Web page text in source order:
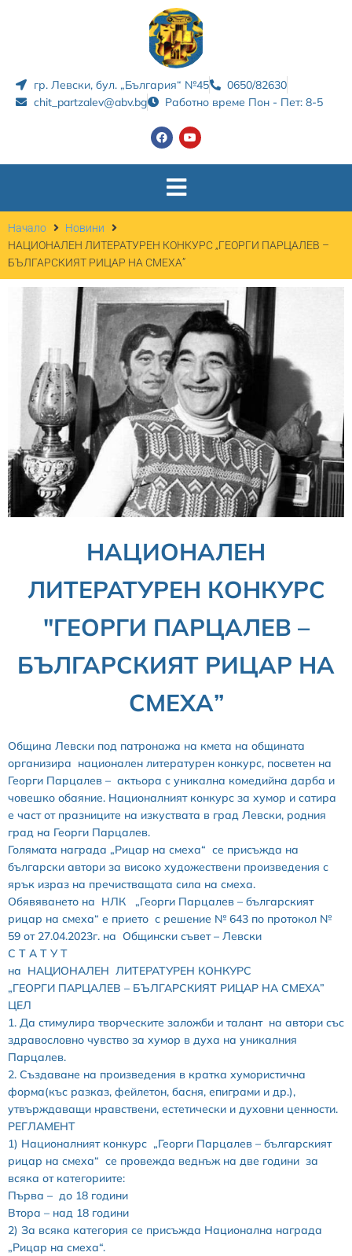
гр. Левски, бул. „България“ №45
0650/82630
chit_partzalev@abv.bg
Работно време Пон - Пет: 8-5
Начало
Новини
НАЦИОНАЛЕН ЛИТЕРАТУРЕН КОНКУРС „ГЕОРГИ ПАРЦАЛЕВ –
БЪЛГАРСКИЯТ РИЦАР НА СМЕХА”
НАЦИОНАЛЕН
ЛИТЕРАТУРЕН КОНКУРС
"ГЕОРГИ ПАРЦАЛЕВ –
БЪЛГАРСКИЯТ РИЦАР НА
СМЕХА”
Община Левски под патронажа на кмета на общината
организира национален литературен конкурс, посветен на
Георги Парцалев – актьора с уникална комедийна дарба и
човешко обаяние. Националният конкурс за хумор и сатира
е част от празниците на изкуствата в град Левски, родния
град на Георги Парцалев.
Голямата награда „Рицар на смеха“ се присъжда на
български автори за високо художествени произведения с
ярък израз на пречистващата сила на смеха.
Обявяването на НЛК „Георги Парцалев – българският
рицар на смеха“ е прието с решение № 643 по протокол №
59 от 27.04.2023г. на Общински съвет – Левски
С Т А Т У Т
на НАЦИОНАЛЕН ЛИТЕРАТУРЕН КОНКУРС
„ГЕОРГИ ПАРЦАЛЕВ – БЪЛГАРСКИЯТ РИЦАР НА СМЕХА”
ЦЕЛ
1. Да стимулира творческите заложби и талант на автори със
здравословно чувство за хумор в духа на уникалния
Парцалев.
2. Създаване на произведения в кратка хумористична
форма(къс разказ, фейлетон, басня, епиграми и др.),
утвърждаващи нравствени, естетически и духовни ценности.
РЕГЛАМЕНТ
1) Националният конкурс „Георги Парцалев – българският
рицар на смеха“ се провежда веднъж на две години за
всяка от категориите:
Първа – до 18 години
Втора – над 18 години
2) За всяка категория се присъжда Национална награда
„Рицар на смеха“.